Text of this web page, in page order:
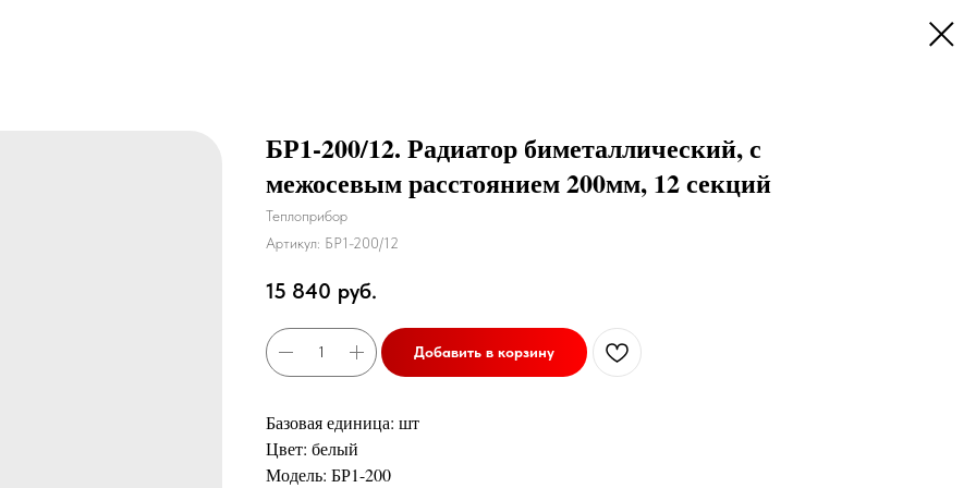
БР1-200/12. Радиатор биметаллический, с
межосевым расстоянием 200мм, 12 секций
Теплоприбор
Артикул: БР1-200/12
15 840 руб.
Добавить в корзину
Базовая единица: шт
Цвет: белый
Модель: БР1-200